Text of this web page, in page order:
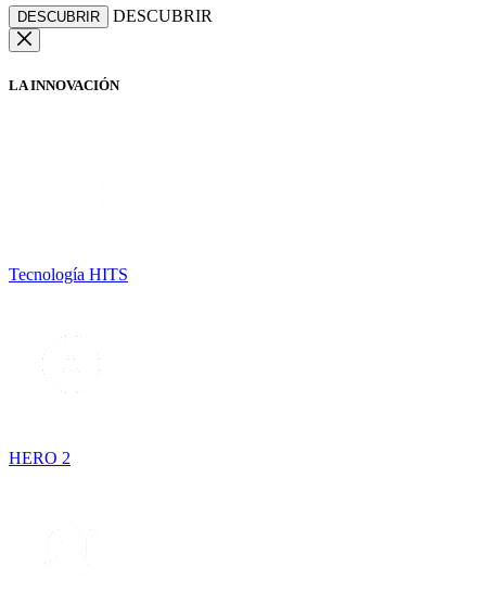
DESCUBRIR DESCUBRIR
LA INNOVACIÓN
Tecnología HITS
HERO 2